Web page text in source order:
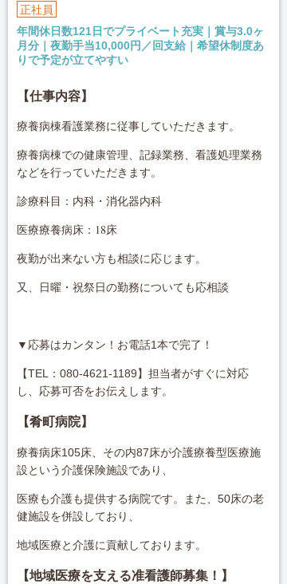
正社員
年間休日数121日でプライベート充実｜賞与3.0ヶ
月分｜夜勤手当10,000円／回支給｜希望休制度あ
りで予定が立てやすい
【仕事内容】
療養病棟看護業務に従事していただきます。
療養病棟での健康管理、記録業務、看護処理業務
などを行っていただきます。
診療科目：内科・消化器内科
医療療養病床：18床
夜勤が出来ない方も相談に応じます。
又、日曜・祝祭日の勤務についても応相談
▼応募はカンタン！お電話1本で完了！
【TEL：080-4621-1189】担当者がすぐに対応
し、応募可否をお伝えします。
【肴町病院】
療養病床105床、その内87床が介護療養型医療施
設という介護保険施設であり、
医療も介護も提供する病院です。また、50床の老
健施設を併設しており、
地域医療と介護に貢献しております。
【地域医療を支える准看護師募集！】